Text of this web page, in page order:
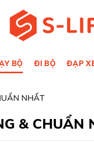
BỘ ĐI BỘ ĐẠP
NHẤT
& CHUẨN